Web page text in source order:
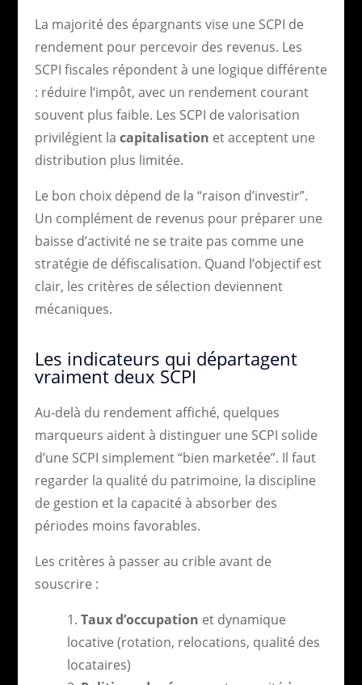
La majorité des épargnants vise une SCPI de
rendement pour percevoir des revenus. Les
SCPI fiscales répondent à une logique différente
: réduire l’impôt, avec un rendement courant
souvent plus faible. Les SCPI de valorisation
privilégient la capitalisation et acceptent une
distribution plus limitée.
Le bon choix dépend de la “raison d’investir”.
Un complément de revenus pour préparer une
baisse d’activité ne se traite pas comme une
stratégie de défiscalisation. Quand l’objectif est
clair, les critères de sélection deviennent
mécaniques.
Les indicateurs qui départagent
vraiment deux SCPI
Au-delà du rendement affiché, quelques
marqueurs aident à distinguer une SCPI solide
d’une SCPI simplement “bien marketée”. Il faut
regarder la qualité du patrimoine, la discipline
de gestion et la capacité à absorber des
périodes moins favorables.
Les critères à passer au crible avant de
souscrire :
Taux d’occupation et dynamique
locative (rotation, relocations, qualité des
locataires)